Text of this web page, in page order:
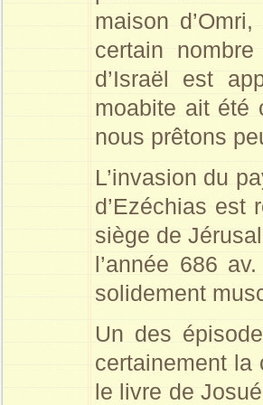
maison
certain
d’Israël est
moabite ait été
nous prêtons
L’invasion du
d’Ezéchias est
siège de
l’année 686
solidement
Un des
certainement la
le livre de